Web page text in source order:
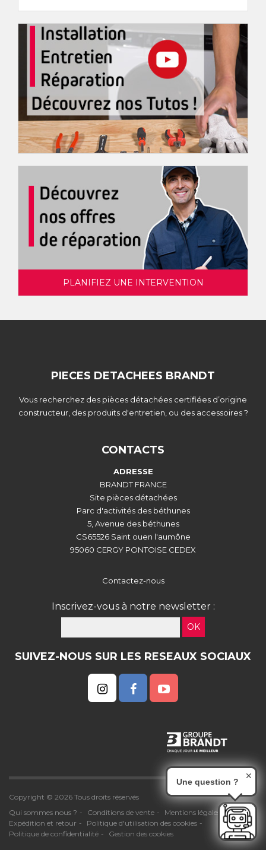
PLANIFIEZ UNE INTERVENTION
PIECES DETACHEES BRANDT
Vous recherchez des pièces détachées certifiées d’origine
constructeur, des produits d'entretien, ou des accessoires ?
CONTACTS
ADRESSE
BRANDT FRANCE
Site pièces détachées
Parc d'activités des béthunes
5, Avenue des béthunes
CS65526 Saint ouen l'aumône
95060 CERGY PONTOISE CEDEX
Contactez-nous
Inscrivez-vous à notre newsletter :
OK
SUIVEZ-NOUS SUR LES RESEAUX SOCIAUX
Copyright © 2026 Tous droits réservés
Qui sommes nous ?
Conditions de vente
Mentions légales
Expédition et retour
Politique d'utilisation des cookies
Politique de confidentialité
Gestion des cookies
Une question ?
✕